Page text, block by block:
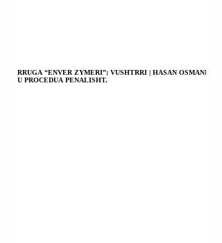
RRUGA “ENVER ZYMERI”; VUSHTRRI | HASAN OSMANI
U PROCEDUA PENALISHT.